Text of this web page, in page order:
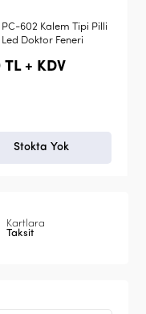
Police PS-46 Cree T6
LED Şarjlı El Feneri
1.026,64 TL +
Kartlara
Taksit